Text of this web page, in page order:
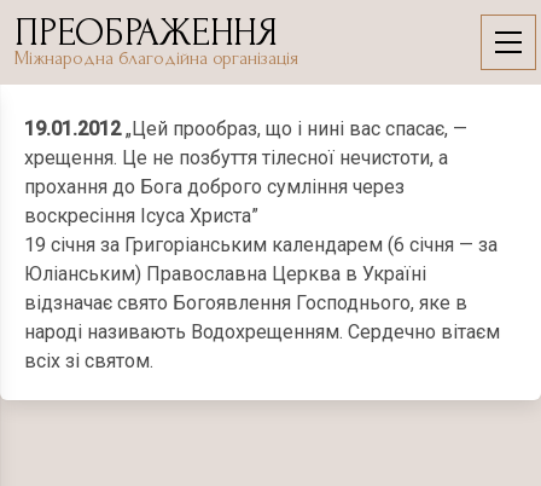
Skip
content
ПРЕОБРАЖЕННЯ
Міжнародна благодійна організація
19.01.2012
19.01.2012„Цей прообраз, що і нині вас спасає, —
хрещення. Це не позбуття тілесної нечистоти, а
прохання до Бога доброго сумління через
воскресіння Ісуса Христа”
19 січня за Григоріанським календарем (6 січня — за
Юліанським) Православна Церква в Україні
відзначає свято Богоявлення Господнього, яке в
народі називають Водохрещенням. Сердечно вітаєм
всіх зі святом.